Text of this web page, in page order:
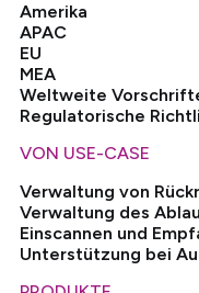
Amerika
APAC
EU
MEA
Weltweite
Regulatorische
VON USE-CASE
Verwaltung von
Verwaltung des
Einscannen und
Unterstützung bei